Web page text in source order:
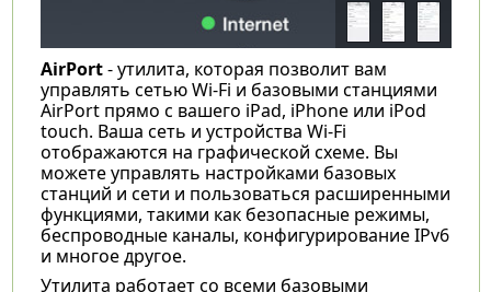
AirPort- утилита, которая позволит вам
управлять сетью Wi-Fi и базовыми станциями
AirPort прямо с вашего iPad, iPhone или iPod
touch. Ваша сеть и устройства Wi-Fi
отображаются на графической схеме. Вы
можете управлять настройками базовых
станций и сети и пользоваться расширенными
функциями, такими как безопасные режимы,
беспроводные каналы, конфигурирование IPv6
и многое другое.
Утилита работает со всеми базовыми